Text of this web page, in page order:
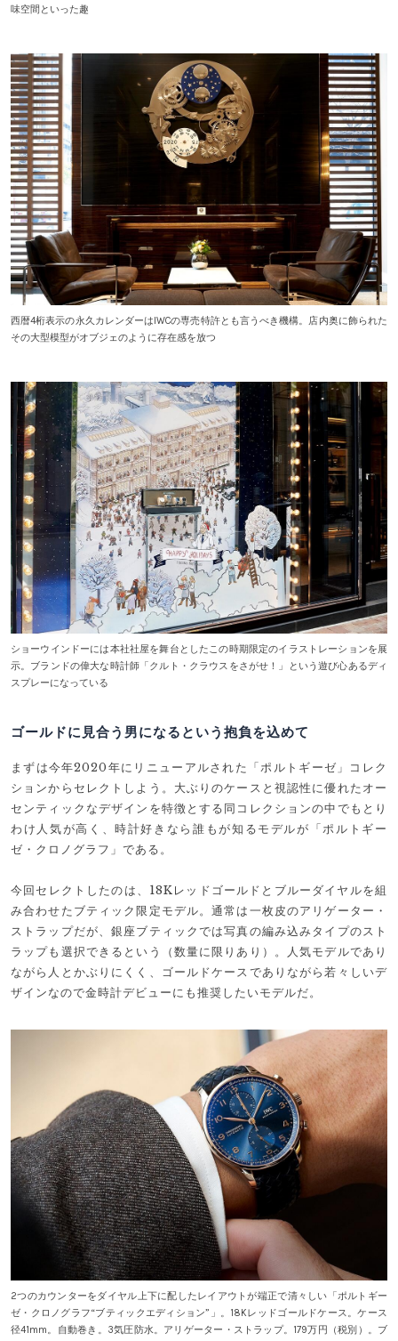
味空間といった趣
西暦4桁表示の永久カレンダーはIWCの専売特許とも言うべき機構。店内奥に飾られた
その大型模型がオブジェのように存在感を放つ
ショーウインドーには本社社屋を舞台としたこの時期限定のイラストレーションを展
示。ブランドの偉大な時計師「クルト・クラウスをさがせ！」という遊び心あるディ
スプレーになっている
ゴールドに見合う男になるという抱負を込めて
まずは今年2020年にリニューアルされた「ポルトギーゼ」コレク
ションからセレクトしよう。大ぶりのケースと視認性に優れたオー
センティックなデザインを特徴とする同コレクションの中でもとり
わけ人気が高く、時計好きなら誰もが知るモデルが「ポルトギー
ゼ・クロノグラフ」である。
今回セレクトしたのは、18Kレッドゴールドとブルーダイヤルを組
み合わせたブティック限定モデル。通常は一枚皮のアリゲーター・
ストラップだが、銀座ブティックでは写真の編み込みタイプのスト
ラップも選択できるという（数量に限りあり）。人気モデルであり
ながら人とかぶりにくく、ゴールドケースでありながら若々しいデ
ザインなので金時計デビューにも推奨したいモデルだ。
2つのカウンターをダイヤル上下に配したレイアウトが端正で清々しい「ポルトギー
ゼ・クロノグラフ“ブティックエディション”」。18Kレッドゴールドケース。ケース
径41mm。自動巻き。3気圧防水。アリゲーター・ストラップ。179万円（税別）。ブ